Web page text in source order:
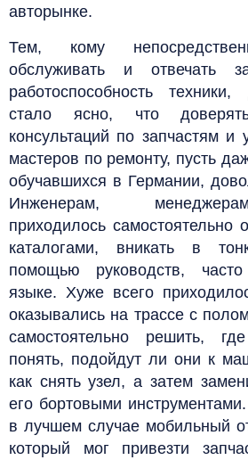
авторынке.
Тем, кому
обслуживать и отвечать
работоспособность
стало ясно, что доверять
консультаций по запчастям и
мастеров по ремонту, пусть
обучавшихся в Германии,
Инженерам,
приходилось самостоятельно
каталогами, вникать в
помощью руководств,
языке. Хуже всего
оказывались на трассе с
самостоятельно решить,
понять, подойдут ли они к
как снять узел, а затем
его бортовыми
в лучшем случае мобильный
который мог привезти